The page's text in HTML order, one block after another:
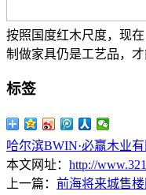
按照国度红木尺度，现
制做家具仍是工艺品，才
标签
哈尔滨BWIN·必赢木业
本文网址： http://
上一篇： 前海将来城售